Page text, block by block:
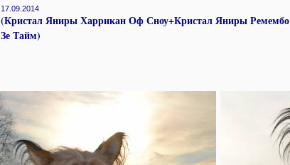
17.09.2014
(Кристал Яниры Харрикан Оф Сноу+Кристал Яниры Ремембо
Зе Тайм)